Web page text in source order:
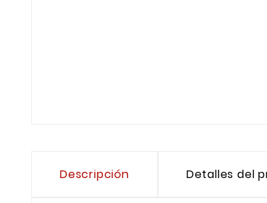
Descripción Detalles del